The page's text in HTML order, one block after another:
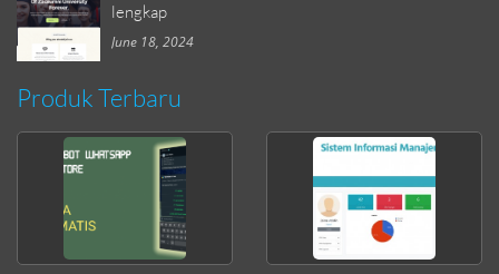
lengkap
June 18, 2024
Produk Terbaru